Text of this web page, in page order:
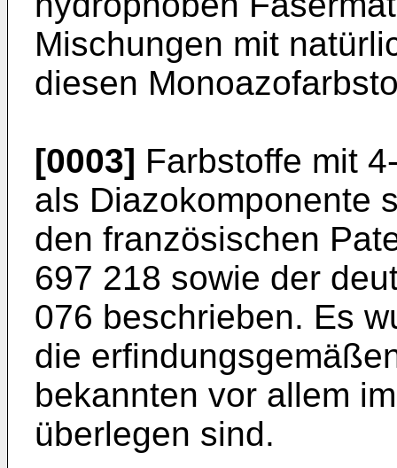
Mischungen mit
diesen
[0003] Farbstoffe mit
als Diazokomponente
den französischen
697 218 sowie der
076 beschrieben. Es
die
bekannten vor allem
überlegen sind.